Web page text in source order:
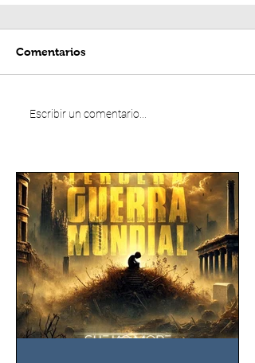
Comentarios
Escribir un comentario...